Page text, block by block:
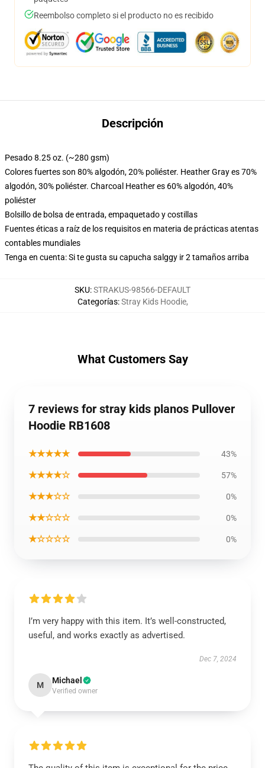
Reembolso completo si el producto no es recibido
Descripción
Pesado 8.25 oz. (~280 gsm)
Colores fuertes son 80% algodón, 20% poliéster. Heather Gray es 70%
algodón, 30% poliéster. Charcoal Heather es 60% algodón, 40%
poliéster
Bolsillo de bolsa de entrada, empaquetado y costillas
Fuentes éticas a raíz de los requisitos en materia de prácticas atentas
contables mundiales
Tenga en cuenta: Si te gusta su capucha salggy ir 2 tamaños arriba
SKU:STRAKUS-98566-DEFAULT
Categorías:Stray Kids Hoodie,
What Customers Say
7 reviews for stray kids planos Pullover
Hoodie RB1608
★★★★★ 43%
★★★★☆ 57%
★★★☆☆ 0%
★★☆☆☆ 0%
★☆☆☆☆ 0%
I’m very happy with this item. It’s well-constructed,
useful, and works exactly as advertised.
Dec 7, 2024
M Michael
Verified owner